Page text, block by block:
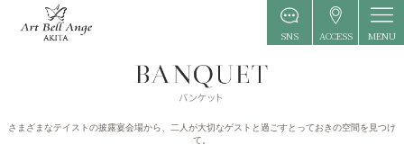
SNS ACCESS MENU
さまざまなテイストの披露宴会場から、二人が大切なゲストと過ごすとっておきの空間を見つけ
て。